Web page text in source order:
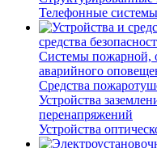
Телефонные
средства
Системы пожарной,
аварийного
Средства
Устройства
перенапряжений
Устройства